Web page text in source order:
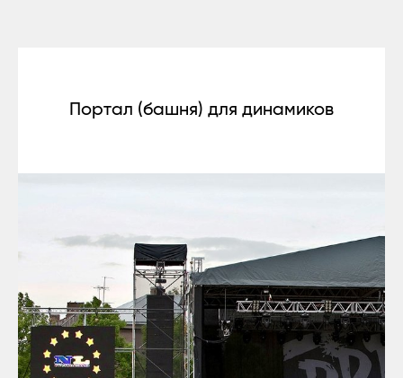
Портал (башня) для динамиков